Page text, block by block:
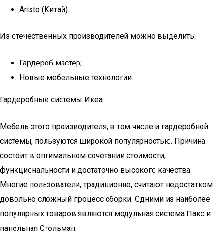
Aristo (Китай).
Из отечественных производителей можно выделить:
Гардероб мастер;
Новые мебельные технологии.
Гардеробные системы Икеа
Мебель этого производителя, в том числе и гардеробной
системы, пользуются широкой популярностью. Причина
состоит в оптимальном сочетании стоимости,
функциональности и достаточно высокого качества.
Многие пользователи, традиционно, считают недостатком
довольно сложный процесс сборки. Одними из наиболее
популярных товаров являются модульная система Пакс и
панельная Стольман.